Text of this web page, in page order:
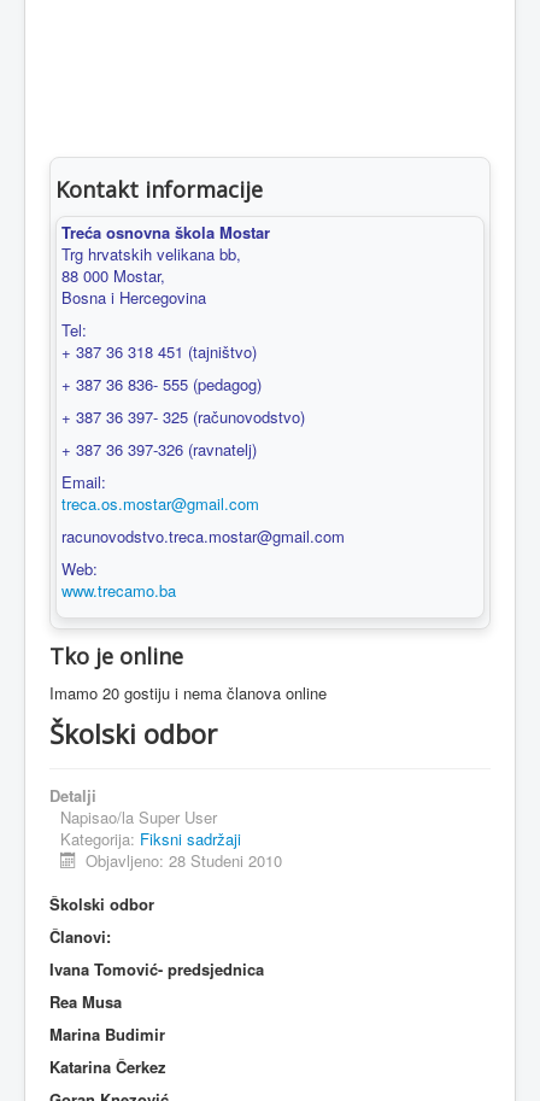
Kontakt informacije
Treća osnovna škola Mostar
Trg hrvatskih velikana bb,
88 000 Mostar,
Bosna i Hercegovina
Tel:
+ 387 36 318 451 (tajništvo)
+ 387 36 836- 555 (pedagog)
+ 387 36 397- 325 (računovodstvo)
+ 387 36 397-326 (ravnatelj)
Email:
treca.os.mostar@gmail.com
racunovodstvo.treca.mostar@gmail.com
Web:
www.trecamo.ba
Tko je online
Imamo 20 gostiju i nema članova online
Školski odbor
Detalji
Napisao/la Super User
Kategorija: Fiksni sadržaji
Objavljeno: 28 Studeni 2010
Školski odbor
Članovi:
Ivana Tomović- predsjednica
Rea Musa
Marina Budimir
Katarina Čerkez